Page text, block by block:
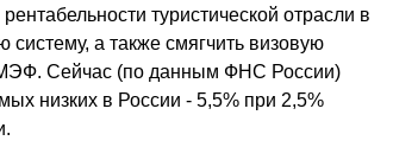
туристической отрасли в
систему, а также смягчить визовую
Сейчас (по данным ФНС России)
низких в России - 5,5% при 2,5%